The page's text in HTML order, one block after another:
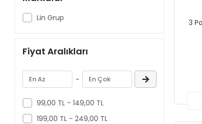
Anker Eufy X8
Anker Eufy G10
Lin Grup
Fiyat Aralıkları
-
99,00 TL - 149,00 TL
199,00 TL - 249,00 TL
3